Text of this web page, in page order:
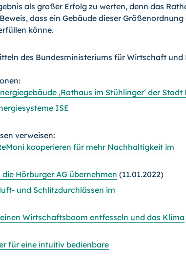
als großer Erfolg zu werten, denn das
dass ein Gebäude dieser Größenordnung
könne.
des Bundesministeriums für Wirtschaft und
,Rathaus im Stühlinger‘ der Stadt
ISE
verweisen:
kooperieren für mehr Nachhaltigkeit im
Hörburger AG übernehmen (11.01.2022)
und Schlitzdurchlässen im
Wirtschaftsboom entfesseln und das Klima
für eine intuitiv bedienbare